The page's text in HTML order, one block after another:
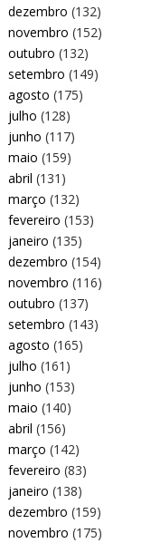
dezembro (132)
novembro (152)
outubro (132)
setembro (149)
agosto (175)
julho (128)
junho (117)
maio (159)
abril (131)
março (132)
fevereiro (153)
janeiro (135)
dezembro (154)
novembro (116)
outubro (137)
setembro (143)
agosto (165)
julho (161)
junho (153)
maio (140)
abril (156)
março (142)
fevereiro (83)
janeiro (138)
dezembro (159)
novembro (175)